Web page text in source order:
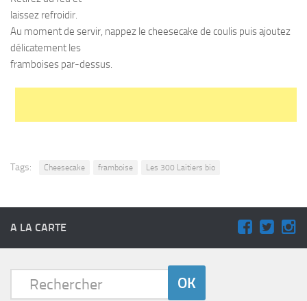
laissez refroidir.
Au moment de servir, nappez le cheesecake de coulis puis ajoutez
délicatement les
framboises par-dessus.
Tags: Cheesecake framboise Les 300 Laitiers bio
A LA CARTE